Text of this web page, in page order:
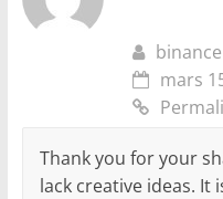
mars
Thank you for your
lack creative ideas. It